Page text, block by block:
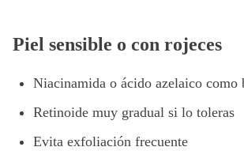
Piel sensible o con rojeces
Niacinamida o ácido azelaico como
Retinoide muy gradual si lo toleras
Evita exfoliación frecuente